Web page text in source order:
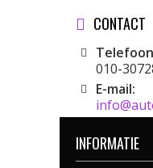
CONTACT
010-
E-mail:
INFORMATIE